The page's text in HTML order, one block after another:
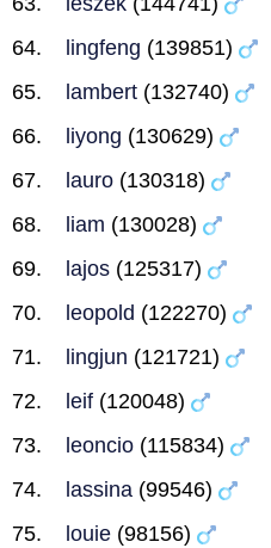
lingfeng (139851)
lambert (132740)
liyong (130629)
lauro (130318)
liam (130028)
lajos (125317)
leopold (122270)
lingjun (121721)
leif (120048)
leoncio (115834)
lassina (99546)
louie (98156)